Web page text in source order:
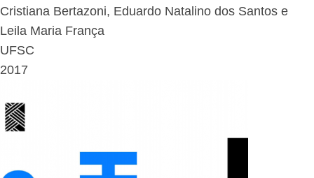
Cristiana Bertazoni, Eduardo Natalino dos Santos e
Leila Maria França
UFSC
2017